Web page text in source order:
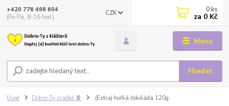
Menu
CZK
Hledat
+420 776 498 604
(Po-Pá, 8-16 hod.)
0 ks
za 0 Kč
Úvod Dobro-Ty sladké 🍫 (Extra) hořká čokoláda 120g